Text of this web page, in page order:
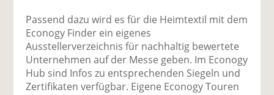
Passend dazu wird es für die Heimtextil mit dem
Econogy Finder ein eigenes
Ausstellerverzeichnis für nachhaltig bewertete
Unternehmen auf der Messe geben. Im Econogy
Hub sind Infos zu entsprechenden Siegeln und
Zertifikaten verfügbar. Eigene Econogy Touren